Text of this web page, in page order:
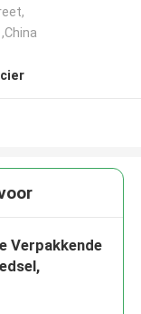
Verpakkende